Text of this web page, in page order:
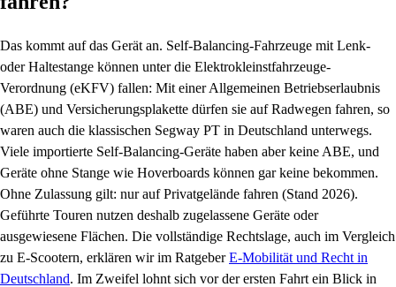
Das kommt auf das Gerät an. Self-Balancing-Fahrzeuge mit Lenk-
oder Haltestange können unter die Elektrokleinstfahrzeuge-
Verordnung (eKFV) fallen: Mit einer Allgemeinen Betriebserlaubnis
(ABE) und Versicherungsplakette dürfen sie auf Radwegen fahren, so
waren auch die klassischen Segway PT in Deutschland unterwegs.
Viele importierte Self-Balancing-Geräte haben aber keine ABE, und
Geräte ohne Stange wie Hoverboards können gar keine bekommen.
Ohne Zulassung gilt: nur auf Privatgelände fahren (Stand 2026).
Geführte Touren nutzen deshalb zugelassene Geräte oder
ausgewiesene Flächen. Die vollständige Rechtslage, auch im Vergleich
zu E-Scootern, erklären wir im RatgeberE-Mobilität und Recht in
Deutschland. Im Zweifel lohnt sich vor der ersten Fahrt ein Blick in